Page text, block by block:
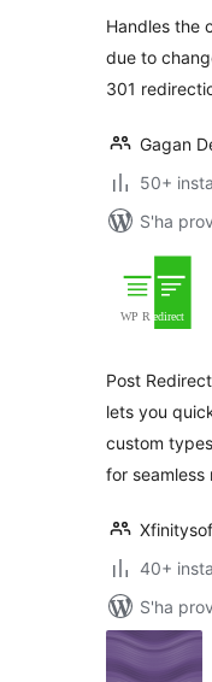
Handles the
due to
301
Gagan
50+
S'ha
Post
lets you
custom
for seamless
40+
S'ha